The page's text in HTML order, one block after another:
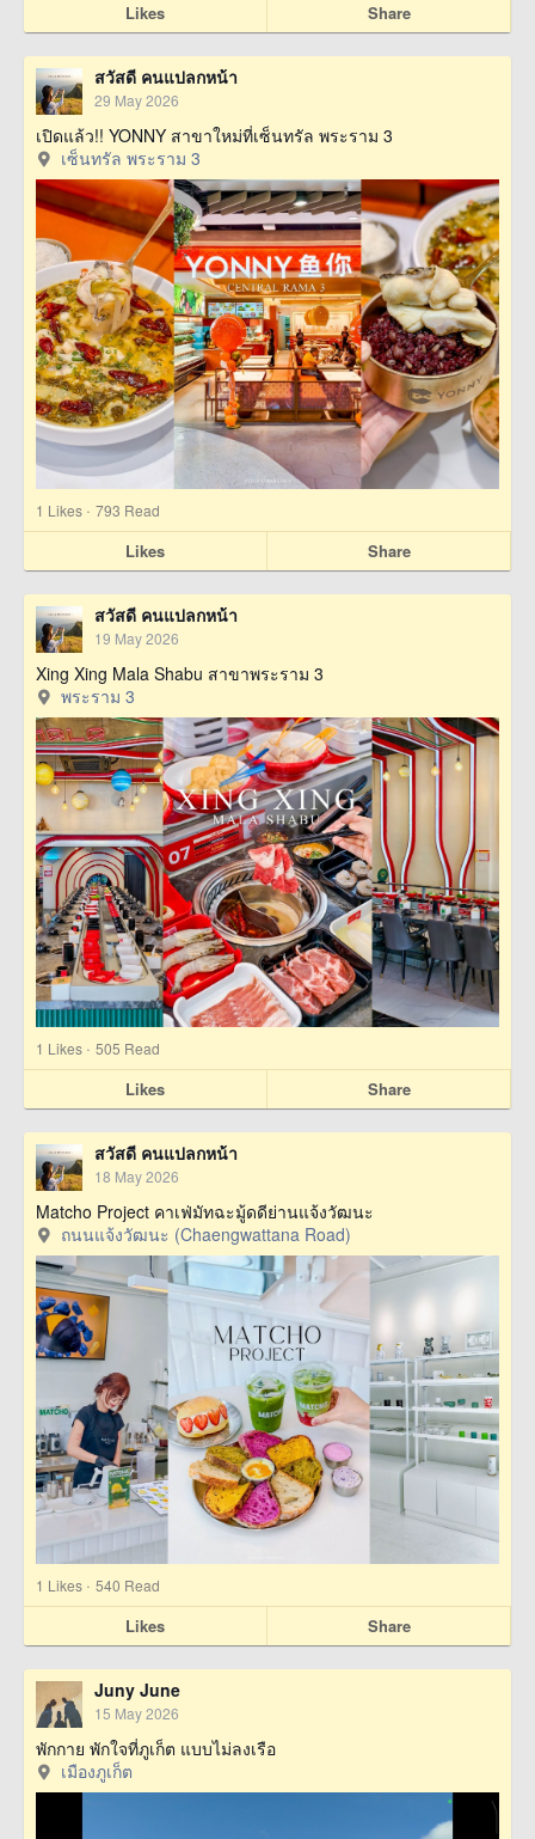
Likes Share
สวัสดี คนแปลกหน้า
29 May 2026
เปิดแล้ว!! YONNY สาขาใหม่ที่เซ็นทรัล พระราม 3
เซ็นทรัล พระราม 3
1 Likes · 793 Read
Likes Share
สวัสดี คนแปลกหน้า
19 May 2026
Xing Xing Mala Shabu สาขาพระราม 3
พระราม 3
1 Likes · 505 Read
Likes Share
สวัสดี คนแปลกหน้า
18 May 2026
Matcho Project คาเฟ่มัทฉะมู้ดดีย่านแจ้งวัฒนะ
ถนนแจ้งวัฒนะ (Chaengwattana Road)
1 Likes · 540 Read
Likes Share
Juny June
15 May 2026
พักกาย พักใจที่ภูเก็ต แบบไม่ลงเรือ
เมืองภูเก็ต